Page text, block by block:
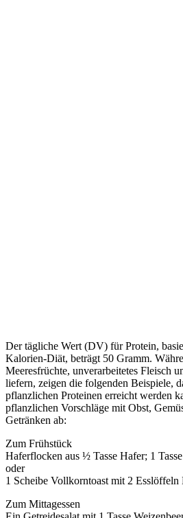
Der tägliche Wert (DV) für Protein,
Kalorien-Diät, beträgt 50 Gramm.
Meeresfrüchte, unverarbeitetes Fleisch
liefern, zeigen die folgenden Beispiele,
pflanzlichen Proteinen erreicht werden
pflanzlichen Vorschläge mit Obst,
Getränken ab:
Zum Frühstück
Haferflocken aus ½ Tasse Hafer; 1
oder
1 Scheibe Vollkorntoast mit 2 Esslöffeln
Zum Mittagessen